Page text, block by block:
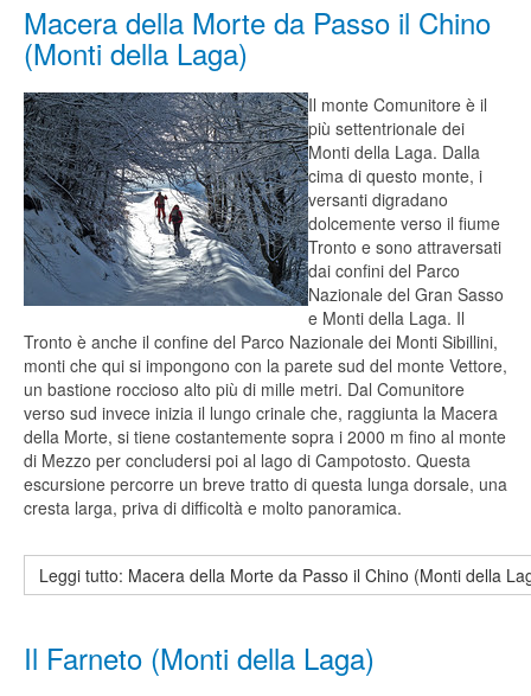
Macera della Morte da Passo il Chino
(Monti della Laga)
Il monte Comunitore è il
più settentrionale dei
Monti della Laga. Dalla
cima di questo monte, i
versanti digradano
dolcemente verso il fiume
Tronto e sono attraversati
dai confini del Parco
Nazionale del Gran Sasso
e Monti della Laga. Il
Tronto è anche il confine del Parco Nazionale dei Monti Sibillini,
monti che qui si impongono con la parete sud del monte Vettore,
un bastione roccioso alto più di mille metri. Dal Comunitore
verso sud invece inizia il lungo crinale che, raggiunta la Macera
della Morte, si tiene costantemente sopra i 2000 m fino al monte
di Mezzo per concludersi poi al lago di Campotosto. Questa
escursione percorre un breve tratto di questa lunga dorsale, una
cresta larga, priva di difficoltà e molto panoramica.
Leggi tutto: Macera della Morte da Passo il Chino (Monti della
Il Farneto (Monti della Laga)